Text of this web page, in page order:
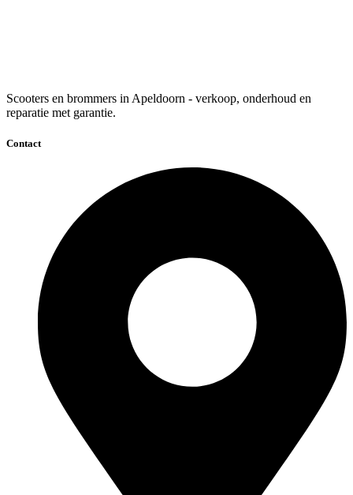
Scooters en brommers in Apeldoorn - verkoop, onderhoud en
reparatie met garantie.
Contact